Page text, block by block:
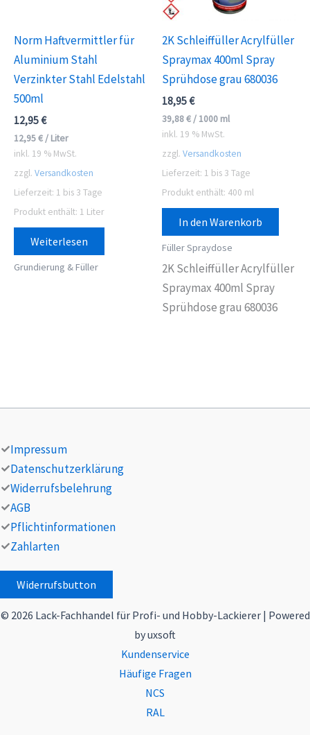
Norm Haftvermittler für
Aluminium Stahl
Verzinkter Stahl Edelstahl
500ml
12,95€
12,95€ / Liter
inkl. 19 % MwSt.
zzgl. Versandkosten
Lieferzeit: 1 bis 3 Tage
Produkt enthält: 1 Liter
Weiterlesen
Grundierung & Füller
2K Schleiffüller Acrylfüller
Spraymax 400ml Spray
Sprühdose grau 680036
18,95€
39,88€ / 1000 ml
inkl. 19 % MwSt.
zzgl. Versandkosten
Lieferzeit: 1 bis 3 Tage
Produkt enthält: 400 ml
In den Warenkorb
Füller Spraydose
2K Schleiffüller Acrylfüller
Spraymax 400ml Spray
Sprühdose grau 680036
Impressum
Datenschutzerklärung
Widerrufsbelehrung
AGB
Pflichtinformationen
Zahlarten
Widerrufsbutton
© 2026 Lack-Fachhandel für Profi- und Hobby-Lackierer | Powered
by uxsoft
Kundenservice
Häufige Fragen
NCS
RAL